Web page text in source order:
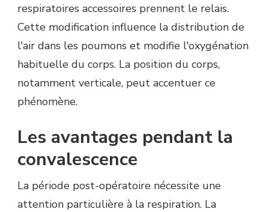
respiratoires accessoires prennent le relais.
Cette modification influence la distribution de
l'air dans les poumons et modifie l'oxygénation
habituelle du corps. La position du corps,
notamment verticale, peut accentuer ce
phénomène.
Les avantages pendant la
convalescence
La période post-opératoire nécessite une
attention particulière à la respiration. La